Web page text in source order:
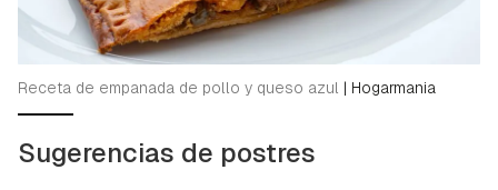
Receta de empanada de pollo y queso azul | Hogarmania
Sugerencias de postres